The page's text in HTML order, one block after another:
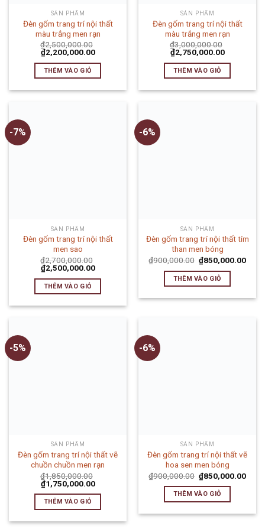
SẢN PHẨM
Đèn gốm trang trí nội thất
màu trắng men rạn
₫2,500,000.00
₫2,200,000.00
THÊM VÀO GIỎ
SẢN PHẨM
Đèn gốm trang trí nội thất
màu trắng men rạn
₫3,000,000.00
₫2,750,000.00
THÊM VÀO GIỎ
-7%
SẢN PHẨM
Đèn gốm trang trí nội thất
men sao
₫2,700,000.00
₫2,500,000.00
THÊM VÀO GIỎ
-6%
SẢN PHẨM
Đèn gốm trang trí nội thất tím
than men bóng
₫900,000.00 ₫850,000.00
THÊM VÀO GIỎ
-5%
SẢN PHẨM
Đèn gốm trang trí nội thất vẽ
chuồn chuồn men rạn
₫1,850,000.00
₫1,750,000.00
THÊM VÀO GIỎ
-6%
SẢN PHẨM
Đèn gốm trang trí nội thất vẽ
hoa sen men bóng
₫900,000.00 ₫850,000.00
THÊM VÀO GIỎ